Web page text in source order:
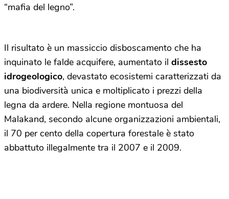
“mafia del legno”.
Il risultato è un massiccio disboscamento che ha
inquinato le falde acquifere, aumentato il dissesto
idrogeologico, devastato ecosistemi caratterizzati da
una biodiversità unica e moltiplicato i prezzi della
legna da ardere. Nella regione montuosa del
Malakand, secondo alcune organizzazioni ambientali,
il 70 per cento della copertura forestale è stato
abbattuto illegalmente tra il 2007 e il 2009.